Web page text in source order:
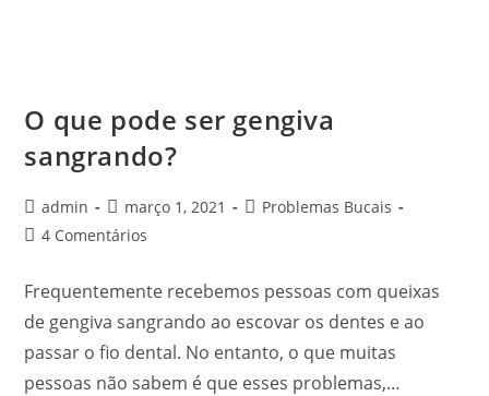
O que pode ser gengiva
sangrando?
admin março 1, 2021
Problemas Bucais
4 Comentários
Frequentemente recebemos pessoas com queixas
de gengiva sangrando ao escovar os dentes e ao
passar o fio dental. No entanto, o que muitas
pessoas não sabem é que esses problemas,…